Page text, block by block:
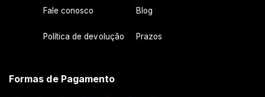
Fale conosco Blog
Política de devolução Prazos
Formas de Pagamento